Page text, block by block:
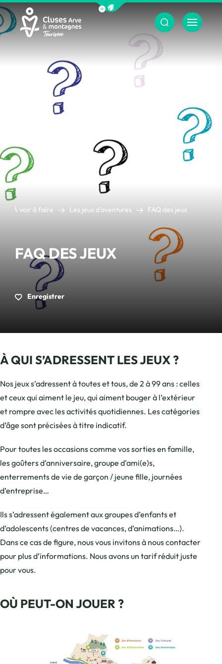
Afficher la barre de navigation du
Menu
À voir à faire Les jeux d’aventures FAQ des jeux
FAQ DES JEUX
Enregistrer
À QUI S’ADRESSENT LES JEUX ?
Nos jeux s’adressent à toutes et tous, de 2 à 99 ans : celles
et ceux qui aiment le jeu, qui aiment bouger à l’extérieur
et rompre avec les activités quotidiennes. Les catégories
d’âge sont précisées à titre indicatif.
Pour toutes les occasions comme vos sorties en famille,
les goûters d’anniversaire, groupe d’ami(e)s,
enterrements de vie de garçon / jeune fille, journées
d’entreprise…
Ils s’adressent également aux groupes d’enfants et
d’adolescents (centres de vacances, d’animations…).
Dans ce cas de figure, nous vous invitons à nous contacter
pour plus d’informations. Nous avons un tarif réduit juste
pour vous.
OÙ PEUT-ON JOUER ?